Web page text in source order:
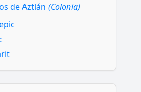
de Aztlán (Colonia)